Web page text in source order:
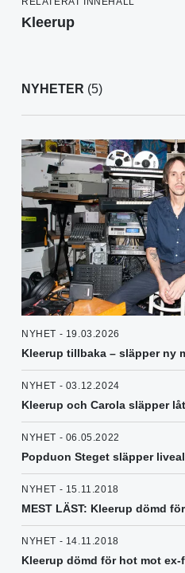
Kleerup
NYHETER (5)
NYHET - 19.03.2026
Kleerup tillbaka – släpper ny
NYHET - 03.12.2024
Kleerup och Carola släpper
NYHET - 06.05.2022
Popduon Steget släpper
NYHET - 15.11.2018
MEST LÄST: Kleerup dömd
NYHET - 14.11.2018
Kleerup dömd för hot mot ex-